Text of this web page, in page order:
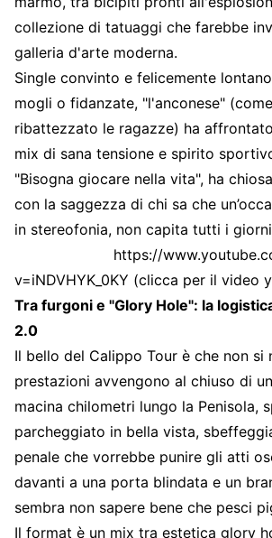
collezione di tatuaggi che farebbe
galleria d'arte moderna.
Single convinto e felicemente
mogli o fidanzate, "l'anconese"
ribattezzato le ragazze) ha
mix di sana tensione e spirito
"Bisogna giocare nella vita", ha
con la saggezza di chi sa che
in stereofonia, non capita tutti i
https://
v=iNDVHYK_0KY (clicca per il video
Tra furgoni e "Glory Hole": la
2.0
Il bello del Calippo Tour è che non si
prestazioni avvengono al chiuso di
macina chilometri lungo la Penisola,
parcheggiato in bella vista,
penale che vorrebbe punire gli atti
davanti a una porta blindata e un
sembra non sapere bene che pesci
Il format è un mix tra estetica glory